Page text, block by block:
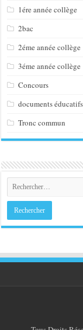
1ére année collège
2bac
2éme année collège
3éme année collège
Concours
documents éducatifs
Tronc commun